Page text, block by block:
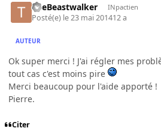
TheBeastwalker INpactien
Posté(e) le 23 mai 201412 a
AUTEUR
Ok super merci ! J'ai régler mes
tout cas c'est moins pire
Merci beaucoup pour l'aide apporté !
Pierre.
Citer